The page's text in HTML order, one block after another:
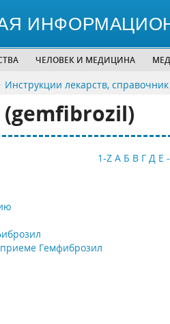
ЧЕЛОВЕК И МЕДИЦИНА
Инструкции лекарств,
1-Z А Б В Г Д Е
Гемфиброзил